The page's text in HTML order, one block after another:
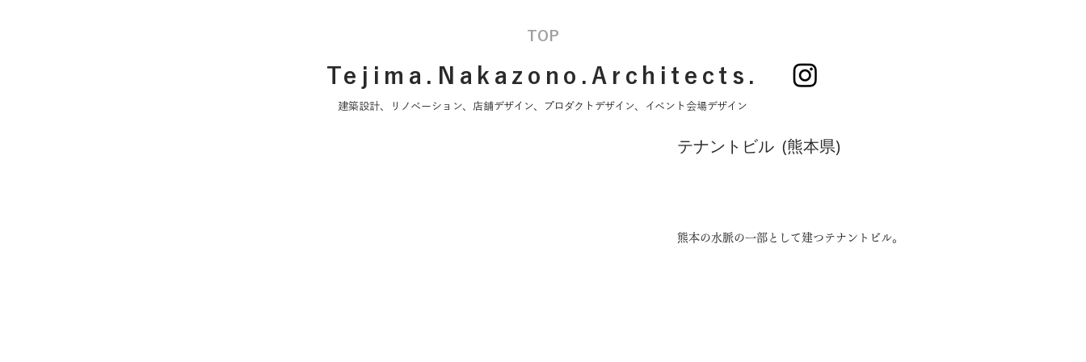
TOP
Tejima.Nakazono.Architects.
建築設計、リノベーション、店舗デザイン、プロダクトデザイン、イベント会場デザイン
​テナントビル (熊本県)
​熊本の水脈の一部として建つテナントビル。